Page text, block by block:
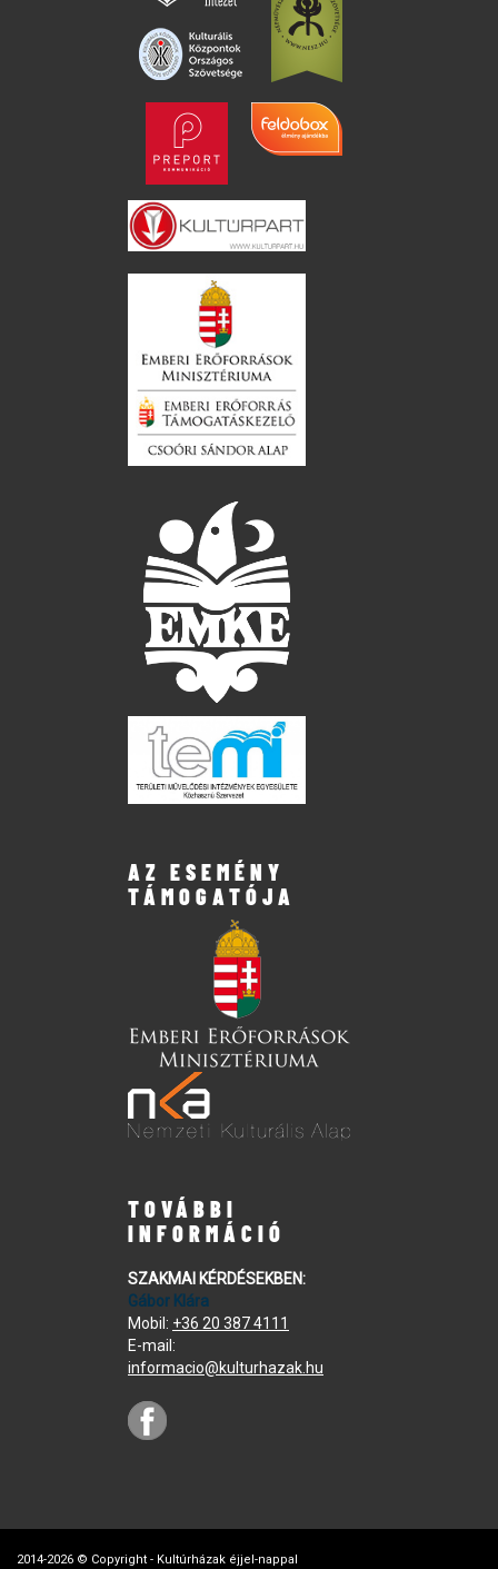
AZ ESEMÉNY
TÁMOGATÓJA
TOVÁBBI
INFORMÁCIÓ
SZAKMAI KÉRDÉSEKBEN:
Gábor Klára
Mobil: +36 20 387 4111
E-mail:
informacio@kulturhazak.hu
2014-2026 © Copyright - Kultúrházak éjjel-nappal